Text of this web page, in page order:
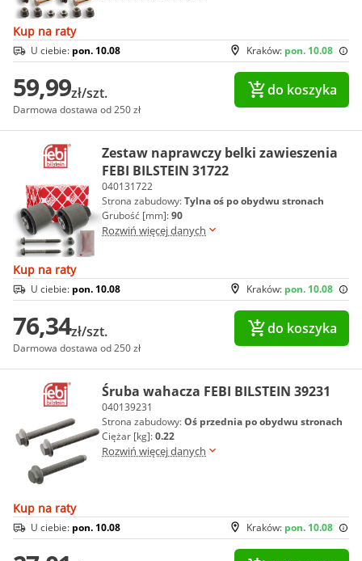
Kup na raty
Kraków: pon. 10.08
U ciebie: pon. 10.08
59,99zł/szt.
Darmowa dostawa od 250 zł
do koszyka
Zestaw naprawczy belki zawieszenia
FEBI BILSTEIN 31722
040131722
Strona zabudowy:Tylna oś po obydwu stronach
Grubość [mm]:90
Rozwiń więcej danych
Kup na raty
Kraków: pon. 10.08
U ciebie: pon. 10.08
76,34zł/szt.
Darmowa dostawa od 250 zł
do koszyka
Śruba wahacza FEBI BILSTEIN 39231
040139231
Strona zabudowy:Oś przednia po obydwu stronach
Ciężar [kg]:0.22
Rozwiń więcej danych
Kup na raty
Kraków: pon. 10.08
U ciebie: pon. 10.08